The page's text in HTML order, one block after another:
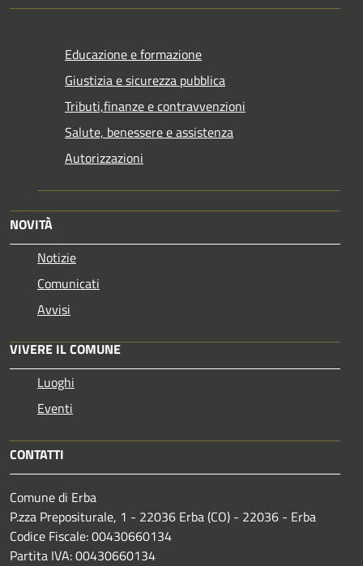
Educazione e formazione
Giustizia e sicurezza pubblica
Tributi,finanze e contravvenzioni
Salute, benessere e assistenza
Autorizzazioni
NOVITÀ
Notizie
Comunicati
Avvisi
VIVERE IL COMUNE
Luoghi
Eventi
CONTATTI
Comune di Erba
P.zza Prepositurale, 1 - 22036 Erba (CO) - 22036 - Erba
Codice Fiscale: 00430660134
Partita IVA: 00430660134